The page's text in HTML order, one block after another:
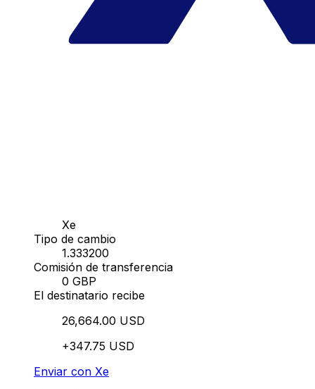
Xe
Tipo de cambio
1.333200
Comisión de transferencia
0 GBP
El destinatario recibe
26,664.00 USD
+347.75 USD
Enviar con Xe